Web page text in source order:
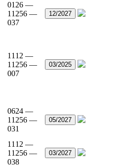
0126 —
11256 —
037
12/2027
1112 —
11256 —
007
03/2025
0624 —
11256 —
031
05/2027
1112 —
11256 —
038
03/2027